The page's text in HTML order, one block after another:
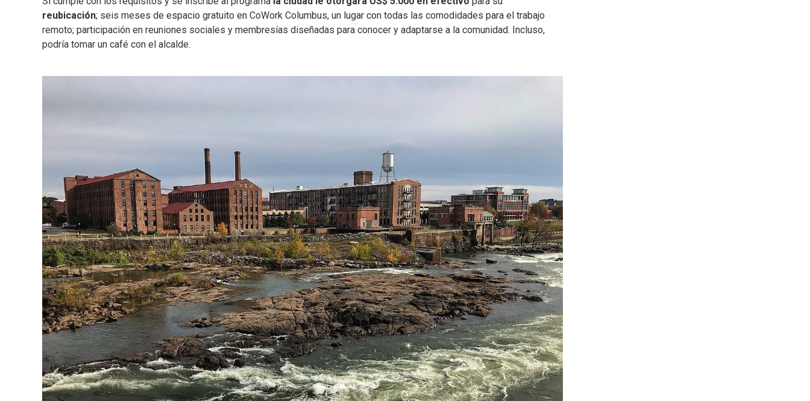
reubicación; seis meses de espacio gratuito en CoWork Columbus, un lugar con todas las comodidades para el trabajo
remoto; participación en reuniones sociales y membresías diseñadas para conocer y adaptarse a la comunidad. Incluso,
podría tomar un café con el alcalde.